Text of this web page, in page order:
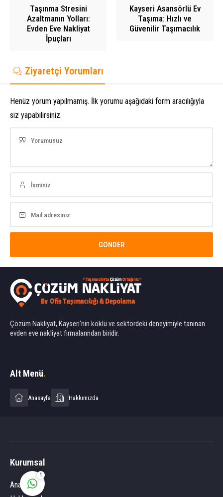
Taşınma Stresini
Azaltmanın Yolları:
Evden Eve Nakliyat
İpuçları
Kayseri Asansörlü Ev
Taşıma: Hızlı ve
Güvenilir Taşımacılık
Ziyaretçi Yorumları
Henüz yorum yapılmamış. İlk yorumu aşağıdaki form aracılığıyla
siz yapabilirsiniz.
Çözüm Nakliyat, Kayseri'nin köklü ve sektördeki deneyimiyle tanınan
evden eve nakliyat firmalarından biridir.
Alt Menü.
Anasayfa Hakkımızda
Kurumsal
Anasayfa
1